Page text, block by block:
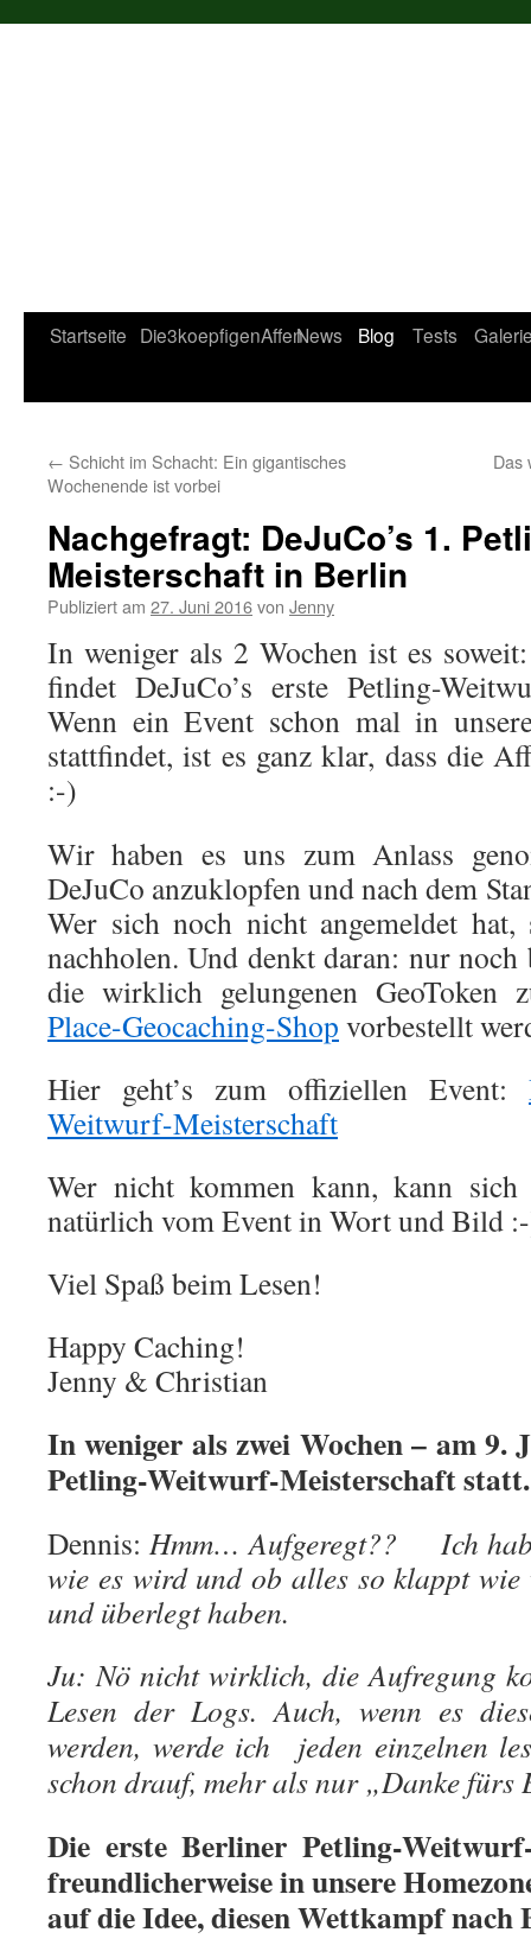
Startseite Die3koepfigenAffenNews Blog Tests
← Schicht im Schacht: Ein gigantisches
Wochenende ist vorbei
Das
Nachgefragt: DeJuCo’s 1.
Meisterschaft in Berlin
Publiziert am 27. Juni 2016von Jenny
In weniger als 2 Wochen ist es
findet DeJuCo’s erste Petling-
Wenn ein Event schon mal in
stattfindet, ist es ganz klar, dass die
:-)
Wir haben es uns zum Anlass
DeJuCo anzuklopfen und nach dem
Wer sich noch nicht angemeldet hat,
nachholen. Und denkt daran: nur
die wirklich gelungenen
Place-Geocaching-Shop vorbestellt
Hier geht’s zum offiziellen Event:
Weitwurf-Meisterschaft
Wer nicht kommen kann, kann
natürlich vom Event in Wort und Bild
Viel Spaß beim Lesen!
Happy Caching!
Jenny & Christian
In weniger als zwei Wochen – am 9.
Petling-Weitwurf-Meisterschaft
Dennis: Hmm… Aufgeregt?? Ich
wie es wird und ob alles so klappt
und überlegt haben.
Ju: Nö nicht wirklich, die Aufregung
Lesen der Logs. Auch, wenn es
werden, werde ich jeden einzelnen
schon drauf, mehr als nur „Danke fürs
Die erste Berliner Petling-
freundlicherweise in unsere
auf die Idee, diesen Wettkampf nach